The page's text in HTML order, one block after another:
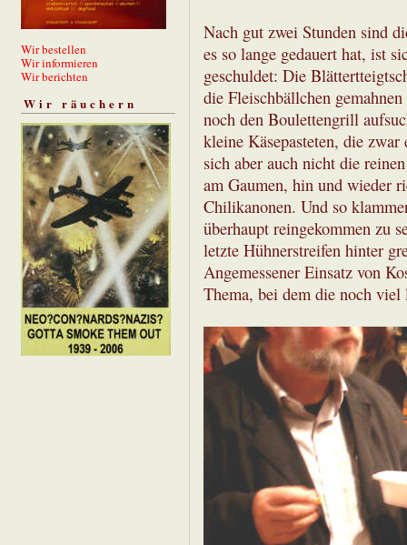
Wir bestellen
Wir informieren
Wir berichten
Wir räuchern
Nach gut zwei Stunden sind
es so lange gedauert hat, ist
geschuldet: Die
die Fleischbällchen
noch den Boulettengrill
kleine Käsepasteten, die
sich aber auch nicht die
am Gaumen, hin und wieder
Chilikanonen. Und so
überhaupt reingekommen zu
letzte Hühnerstreifen hinter
Angemessener Einsatz von
Thema, bei dem die noch viel